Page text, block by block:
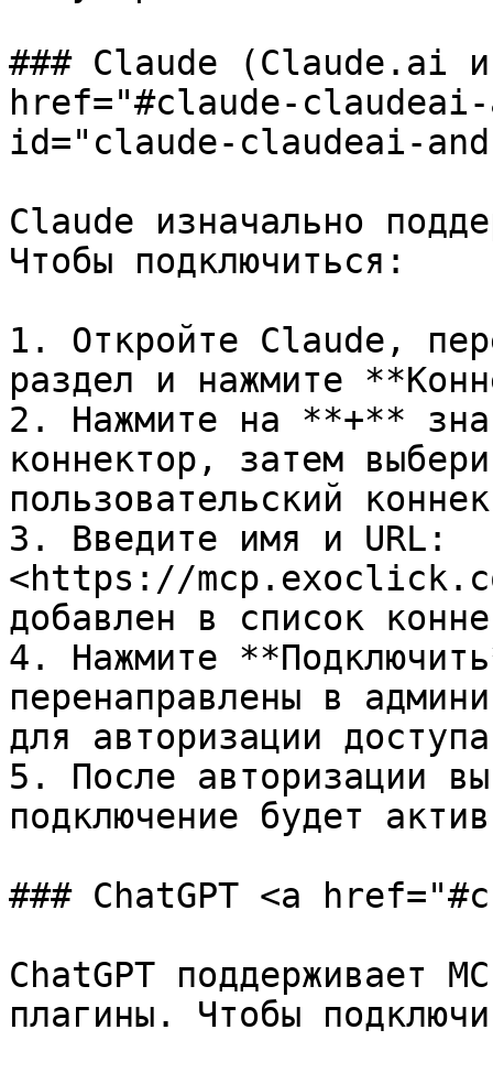
### Claude (Claude.ai
href="#claude-
id="claude-claudeai-
Claude изначально
Чтобы подключиться:
1. Откройте Claude,
раздел и нажмите
2. Нажмите на **+**
коннектор, затем
пользовательский
3. Введите имя и URL:
<https://
добавлен в список
4. Нажмите
перенаправлены в
для авторизации
5. После авторизации
подключение будет
### ChatGPT <a
ChatGPT поддерживает
плагины. Чтобы